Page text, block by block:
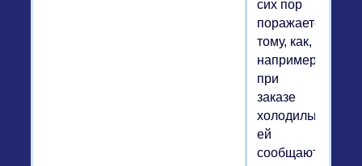
сих пор
поражается
тому, как,
например,
при
заказе
холодильника
ей
сообщают